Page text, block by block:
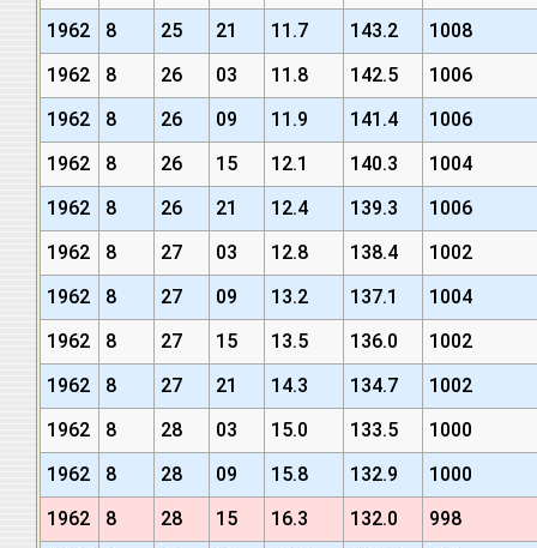
1962
8 25 21 11.7 143.2
1008
1962
8 26 03 11.8 142.5
1006
1962
8 26 09 11.9 141.4
1006
1962
8 26 15 12.1 140.3
1004
1962
8 26 21 12.4 139.3
1006
1962
8 27 03 12.8 138.4
1002
1962
8 27 09 13.2 137.1
1004
1962
8 27 15 13.5 136.0
1002
1962
8 27 21 14.3 134.7
1002
1962
8 28 03 15.0 133.5
1000
1962
8 28 09 15.8 132.9
1000
1962
8 28 15 16.3 132.0
998